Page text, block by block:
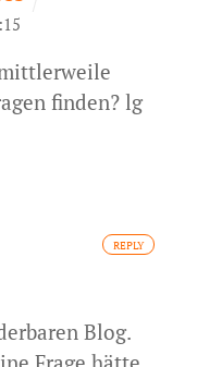
finden? lg
Blog.
REPLY